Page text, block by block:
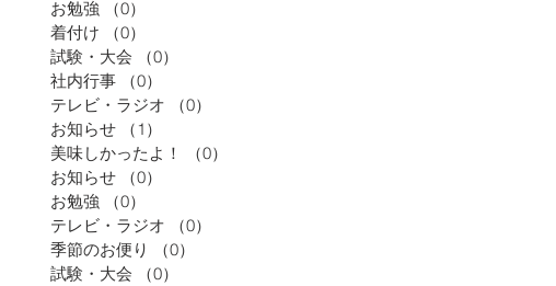
お勉強
（0）
着付け
（0）
試験・大会
（0）
社内行事
（0）
テレビ・ラジオ
（0）
お知らせ
（1）
美味しかったよ！
（0）
お知らせ
（0）
お勉強
（0）
テレビ・ラジオ
（0）
季節のお便り
（0）
試験・大会
（0）